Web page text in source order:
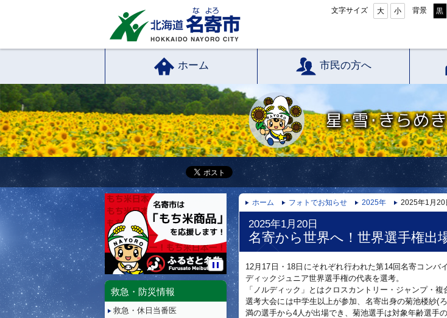
文字サイズ 大 小 背景 黒
ホーム 市民の方へ
星・雪・きらめ
ホーム フォトでお知らせ 2025年 2025年1月20
2025年1月20日
名寄から世界へ！世界選手権出
12月17日・18日にそれぞれ行われた第14回名寄コン
ディックジュニア世界選手権の代表を選考。
「ノルディック」とはクロスカントリー・ジャンプ・
選考大会には中学生以上が参加、名寄出身の菊池楼紗(
満の選手から4人が出場でき、菊池選手は対象年齢選手
停
再
救急・防災情報
救急・休日当番医